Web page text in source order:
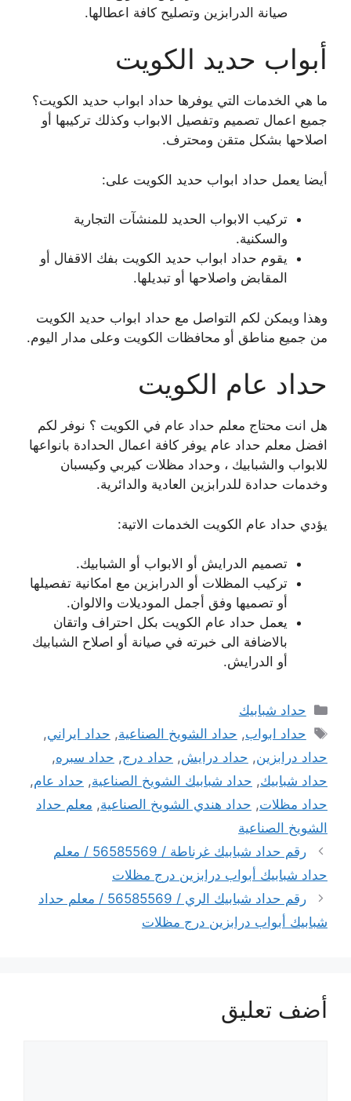
صيانة الدرابزين وتصليح كافة اعطالها.
أبواب حديد الكويت
ما هي الخدمات التي يوفرها حداد ابواب حديد الكويت؟
جميع اعمال تصميم وتفصيل الابواب وكذلك تركيبها أو
اصلاحها بشكل متقن ومحترف.
أيضا يعمل حداد ابواب حديد الكويت على:
تركيب الابواب الحديد للمنشآت التجارية
والسكنية.
يقوم حداد ابواب حديد الكويت بفك الاقفال أو
المقابض واصلاحها أو تبديلها.
وهذا ويمكن لكم التواصل مع حداد ابواب حديد الكويت
من جميع مناطق أو محافظات الكويت وعلى مدار اليوم.
حداد عام الكويت
هل انت محتاج معلم حداد عام في الكويت ؟ نوفر لكم
افضل معلم حداد عام يوفر كافة اعمال الحدادة بانواعها
للابواب والشبابيك ، وحداد مظلات كيربي وكيسبان
وخدمات حدادة للدرابزين العادية والدائرية.
يؤدي حداد عام الكويت الخدمات الاتية:
تصميم الدرايش أو الابواب أو الشبابيك.
تركيب المظلات أو الدرابزين مع امكانية تفصيلها
أو تصميها وفق أجمل الموديلات والالوان.
يعمل حداد عام الكويت بكل احتراف واتقان
بالاضافة الى خبرته في صيانة أو اصلاح الشبابيك
أو الدرايش.
التصنيفات
حداد شبابيك
الوسوم
حداد ابواب, حداد الشويخ الصناعية, حداد ايراني,
حداد درابزين, حداد درايش, حداد درج, حداد سبره,
حداد شبابيك, حداد شبابيك الشويخ الصناعية, حداد عام,
حداد مظلات, حداد هندي الشويخ الصناعية, معلم حداد
الشويخ الصناعية
رقم حداد شبابيك غرناطة / 56585569 / معلم
حداد شبابيك أبواب درابزين درج مظلات
رقم حداد شبابيك الري / 56585569 / معلم حداد
شبابيك أبواب درابزين درج مظلات
أضف تعليق